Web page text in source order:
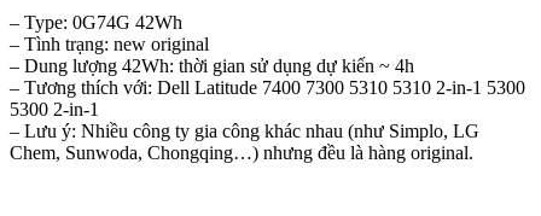
– Type: 0G74G 42Wh
– Tình trạng: new original
– Dung lượng 42Wh: thời gian sử dụng dự kiến ~ 4h
– Tương thích với: Dell Latitude 7400 7300 5310 5310 2-in-1 5300
5300 2-in-1
– Lưu ý: Nhiều công ty gia công khác nhau (như Simplo, LG
Chem, Sunwoda, Chongqing…) nhưng đều là hàng original.